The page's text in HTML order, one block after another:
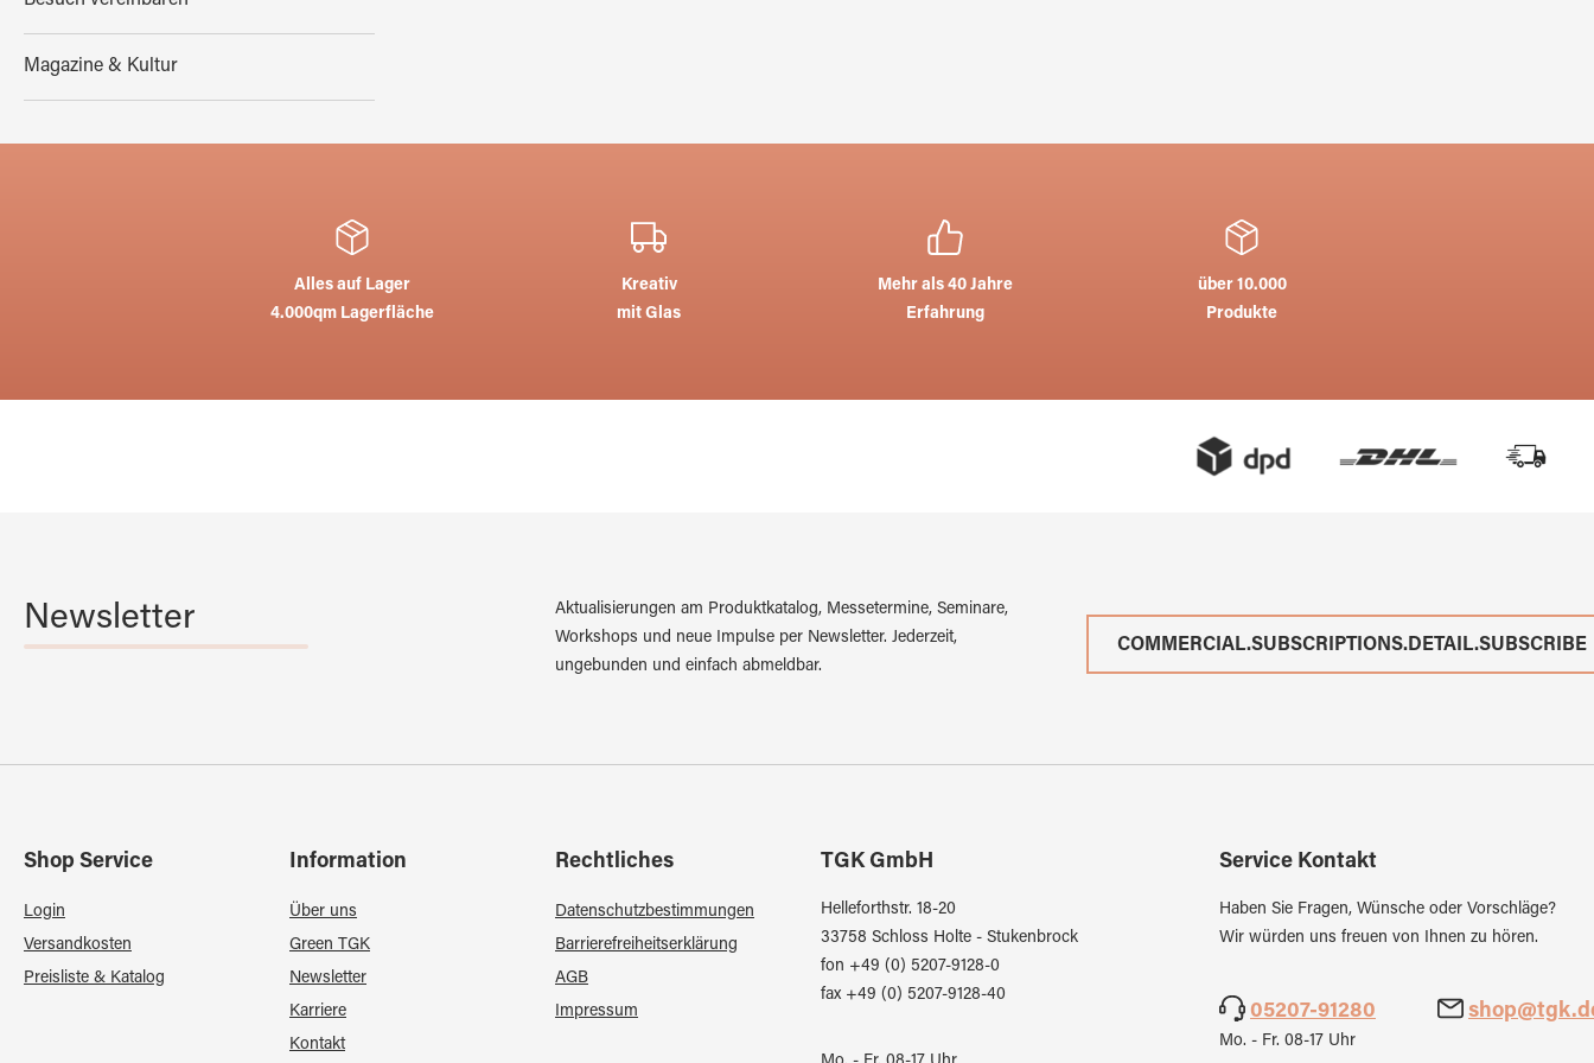
Magazine & Kultur
Alles auf Lager
4.000qm Lagerfläche
Kreativ
mit Glas
Mehr als 40 Jahre
Erfahrung
über 10.000
Produkte
Newsletter
Aktualisierungen am Produktkatalog, Messetermine, Seminare,
Workshops und neue Impulse per Newsletter. Jederzeit,
ungebunden und einfach abmeldbar.
COMMERCIAL.SUBSCRIPTIONS.DETAIL.SUBSCRIBE
Shop Service
Login
Versandkosten
Preisliste & Katalog
Information
Über uns
Green TGK
Newsletter
Karriere
Kontakt
Rechtliches
Datenschutzbestimmungen
Barrierefreiheitserklärung
AGB
Impressum
TGK GmbH
Helleforthstr. 18-20
33758 Schloss Holte - Stukenbrock
fon +49 (0) 5207-9128-0
fax +49 (0) 5207-9128-40
Service Kontakt
Haben Sie Fragen, Wünsche oder Vorschläge?
Wir würden uns freuen von Ihnen zu hören.
05207-91280
Mo. - Fr. 08-17 Uhr